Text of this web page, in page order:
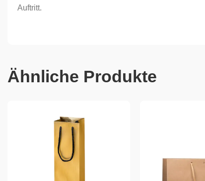
Auftritt.
Ähnliche Produkte